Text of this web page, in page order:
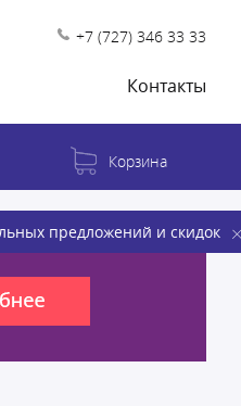
+7 (727) 346 33 33
Контакты
предложений и скидок
Корзина